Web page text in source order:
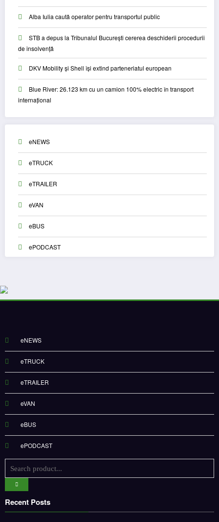
Alba Iulia caută operator pentru transportul public
STB a depus la Tribunalul București cererea deschiderii procedurii
de insolvență
DKV Mobility și Shell își extind parteneriatul european
Blue River: 26.123 km cu un camion 100% electric în transport
internațional
eNEWS
eTRUCK
eTRAILER
eVAN
eBUS
ePODCAST
eNEWS
eTRUCK
eTRAILER
eVAN
eBUS
ePODCAST
Recent Posts